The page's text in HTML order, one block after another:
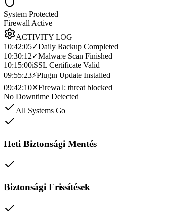
System Protected
Firewall Active
ACTIVITY LOG
10:42:05✓Daily Backup Completed
10:30:12✓Malware Scan Finished
10:15:00iSSL Certificate Valid
09:55:23⚡Plugin Update Installed
09:42:10✕Firewall: threat blocked
No Downtime Detected
All Systems Go
Heti Biztonsági Mentés
Biztonsági Frissítések